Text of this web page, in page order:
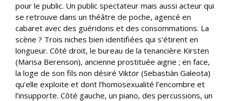
pour le public. Un public spectateur mais aussi acteur qui
se retrouve dans un théâtre de poche, agencé en
cabaret avec des guéridons et des consommations. La
scène ? Trois niches bien identifiées qui s’étirent en
longueur. Côté droit, le bureau de la tenancière Kirsten
(Marisa Berenson), ancienne prostituée aigrie ; en face,
la loge de son fils non désiré Viktor (Sebastiàn Galeota)
qu’elle exploite et dont l’homosexualité l’encombre et
l’insupporte. Côté gauche, un piano, des percussions, un